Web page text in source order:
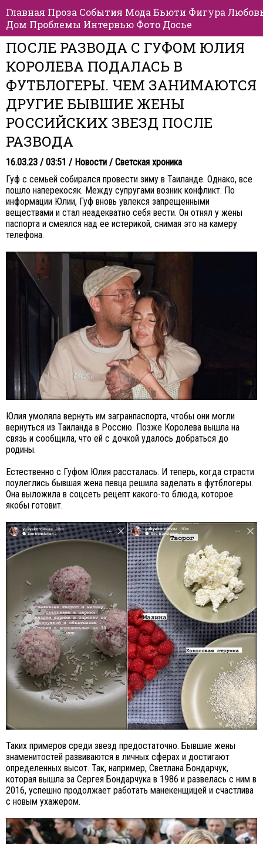
Главная Проза События Мода Бьюти Фигура
Дом Проблемы Интервью Фото Досье
ПОСЛЕ РАЗВОДА С ГУФОМ ЮЛИЯ
КОРОЛЕВА ПОДАЛАСЬ В
ФУТБЛОГЕРЫ. ЧЕМ ЗАНИМАЮТСЯ
ДРУГИЕ БЫВШИЕ ЖЕНЫ
РОССИЙСКИХ ЗВЕЗД ПОСЛЕ
РАЗВОДА
16.03.23 / 03:51 / Новости / Светская хроника
Гуф с семьей собирался провести зиму в Таиланде. Однако, все
пошло наперекосяк. Между супругами возник конфликт. По
информации Юлии, Гуф вновь увлекся запрещенными
веществами и стал неадекватно себя вести. Он отнял у жены
паспорта и смеялся над ее истерикой, снимая это на камеру
телефона.
Юлия умоляла вернуть им загранпаспорта, чтобы они могли
вернуться из Таиланда в Россию. Позже Королева вышла на
связь и сообщила, что ей с дочкой удалось добраться до
родины.
Естественно с Гуфом Юлия рассталась. И теперь, когда страсти
поулеглись бывшая жена певца решила заделать в футблогеры.
Она выложила в соцсеть рецепт какого-то блюда, которое
якобы готовит.
Таких примеров среди звезд предостаточно. Бывшие жены
знаменитостей развиваются в личных сферах и достигают
определенных высот. Так, например, Светлана Бондарчук,
которая вышла за Сергея Бондарчука в 1986 и развелась с ним в
2016, успешно продолжает работать манекенщицей и счастлива
с новым ухажером.